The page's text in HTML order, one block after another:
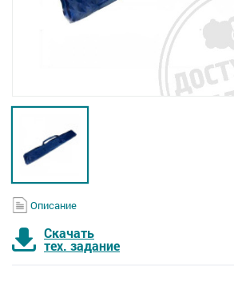
Описание
Скачать
тех. задание